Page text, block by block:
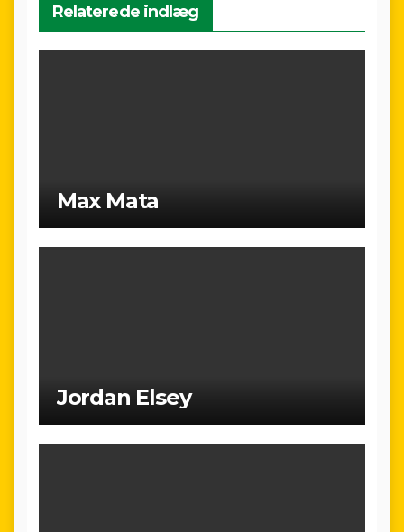
Relaterede indlæg
Max Mata
Jordan Elsey